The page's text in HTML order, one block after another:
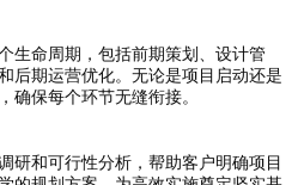
生命周期，包括前期策划、设计管
后期运营优化。无论是项目启动还是
确保每个环节无缝衔接。
研和可行性分析，帮助客户明确项目